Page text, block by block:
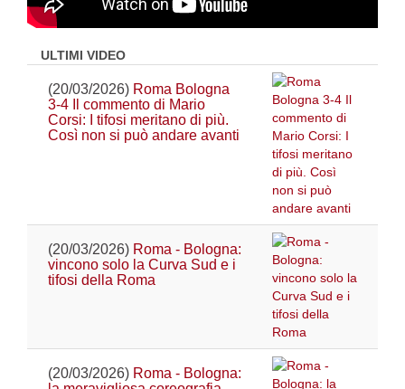
ULTIMI VIDEO
(20/03/2026) Roma Bologna
3-4 Il commento di Mario
Corsi: I tifosi meritano di più.
Così non si può andare avanti
(20/03/2026) Roma - Bologna:
vincono solo la Curva Sud e i
tifosi della Roma
(20/03/2026) Roma - Bologna: